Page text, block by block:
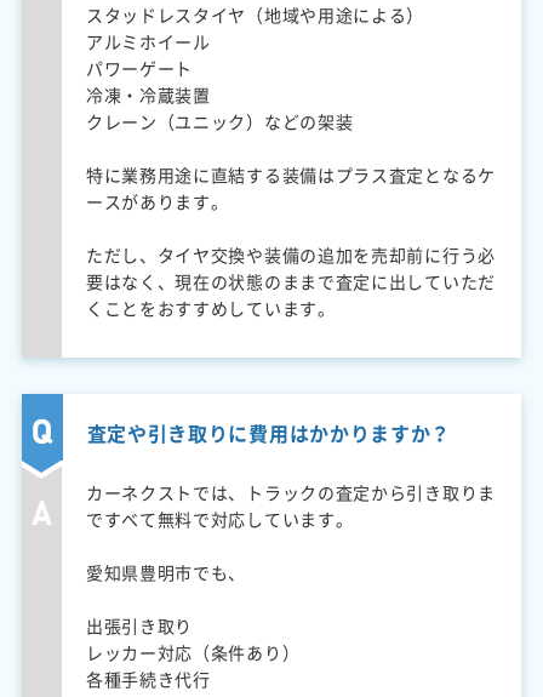
スタッドレスタイヤ（地域や用途による）
アルミホイール
パワーゲート
冷凍・冷蔵装置
クレーン（ユニック）などの架装
特に業務用途に直結する装備はプラス査定となるケ
ースがあります。
ただし、タイヤ交換や装備の追加を売却前に行う必
要はなく、現在の状態のままで査定に出していただ
くことをおすすめしています。
査定や引き取りに費用はかかりますか？
カーネクストでは、トラックの査定から引き取りま
ですべて無料で対応しています。
愛知県豊明市でも、
出張引き取り
レッカー対応（条件あり）
各種手続き代行